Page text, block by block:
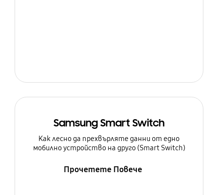
Samsung Smart Switch
Как лесно да прехвърляте данни от едно
мобилно устройство на друго (Smart Switch)
Прочетете Повече